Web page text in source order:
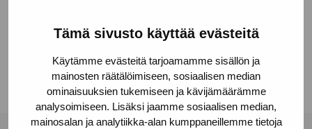
Tämä sivusto käyttää evästeitä
Käytämme evästeitä tarjoamamme sisällön ja
mainosten räätälöimiseen, sosiaalisen median
ominaisuuksien tukemiseen ja kävijämäärämme
analysoimiseen. Lisäksi jaamme sosiaalisen median,
mainosalan ja analytiikka-alan kumppaneillemme tietoja
Facebook
Linkedin